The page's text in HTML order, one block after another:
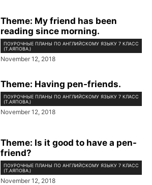
Theme: My friend has been
reading since morning.
ПОУРОЧНЫЕ ПЛАНЫ ПО АНГЛИЙСКОМУ ЯЗЫКУ 7 КЛАСС
(Т.АЯПОВА.)
November 12, 2018
Theme: Having pen-friends.
ПОУРОЧНЫЕ ПЛАНЫ ПО АНГЛИЙСКОМУ ЯЗЫКУ 7 КЛАСС
(Т.АЯПОВА.)
November 12, 2018
Theme: Is it good to have a pen-
friend?
ПОУРОЧНЫЕ ПЛАНЫ ПО АНГЛИЙСКОМУ ЯЗЫКУ 7 КЛАСС
(Т.АЯПОВА.)
November 12, 2018